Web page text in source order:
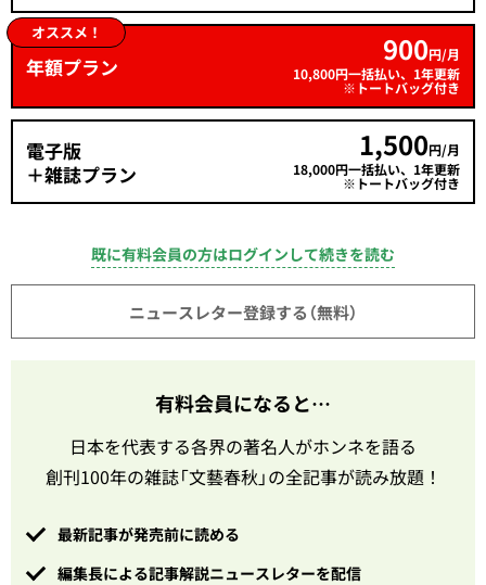
オススメ！
年額プラン 900円/月
10,800円一括払い、1年更新
※トートバッグ付き
電子版
＋雑誌プラン
1,500円/月
18,000円一括払い、1年更新
※トートバッグ付き
既に有料会員の方はログインして続きを読む
ニュースレター登録する（無料）
有料会員になると…
日本を代表する各界の著名人がホンネを語る
創刊100年の雑誌「文藝春秋」の全記事が読み放題！
最新記事が発売前に読める
編集長による記事解説ニュースレターを配信